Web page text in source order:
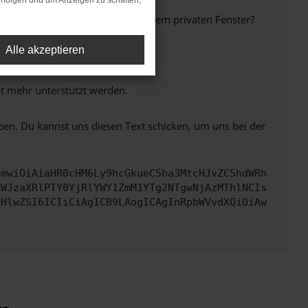
anderen Browser oder in einem privaten Fenster?
mehr unterstützt werden.
Du kannst uns diesen Text schicken, um uns bei der
Alle akzeptieren